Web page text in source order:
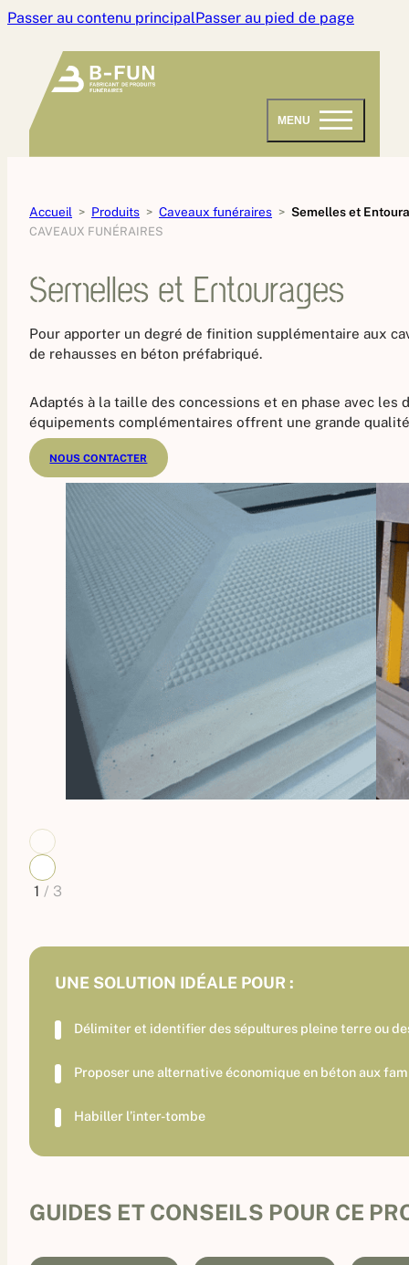
Passer au contenu principalPasser au pied de page
MENU
Accueil Produits Caveaux funéraires Semelles et
CAVEAUX FUNÉRAIRES
Semelles et Entourages
Pour apporter un degré de finition supplémentaire aux
de rehausses en béton préfabriqué.
Adaptés à la taille des concessions et en phase avec
équipements complémentaires offrent une grande
NOUS CONTACTER
1 / 3
UNE SOLUTION IDÉALE POUR :
Délimiter et identifier des sépultures pleine terre ou
Proposer une alternative économique en béton aux
Habiller l’inter-tombe
GUIDES ET CONSEILS POUR CE